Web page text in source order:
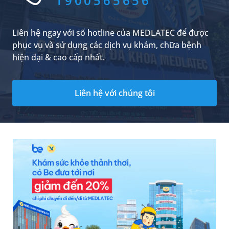
thời.
Liên hệ ngay với số hotline của MEDLATEC để được
phục vụ và sử dụng các dịch vụ khám, chữa bệnh
hiện đại & cao cấp nhất.
Liên hệ với chúng tôi